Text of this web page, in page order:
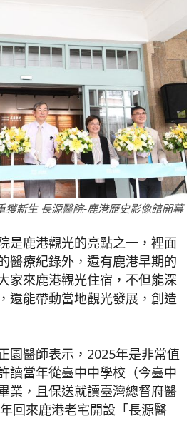
獲新生 長源醫院-鹿港歷史影像館開幕
是鹿港觀光的亮點之一，裡面
醫療紀錄外，還有鹿港早期的
家來鹿港觀光住宿，不但能深
還能帶動當地觀光發展，創造
園醫師表示，2025年是非常值
讀當年從臺中中學校（今臺中
業，且保送就讀臺灣總督府醫
回來鹿港老宅開設「長源醫